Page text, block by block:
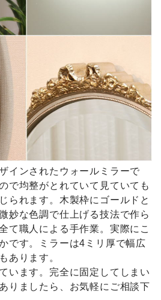
インされたウォールミラーで
で均整がとれていて見ていても
られます。木製枠にゴールドと
妙な色調で仕上げる技法で作ら
て職人による手作業。実際にこ
です。ミラーは4ミリ厚で幅広
あります。
います。完全に固定してしまい
りましたら、お気軽にご相談下